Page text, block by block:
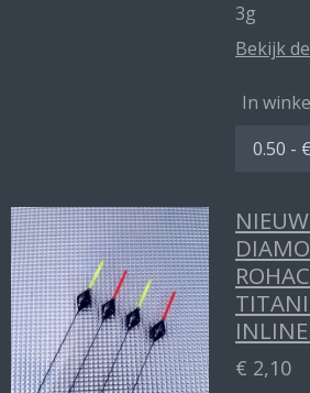
3g
Bekijk
In
€ 2,10